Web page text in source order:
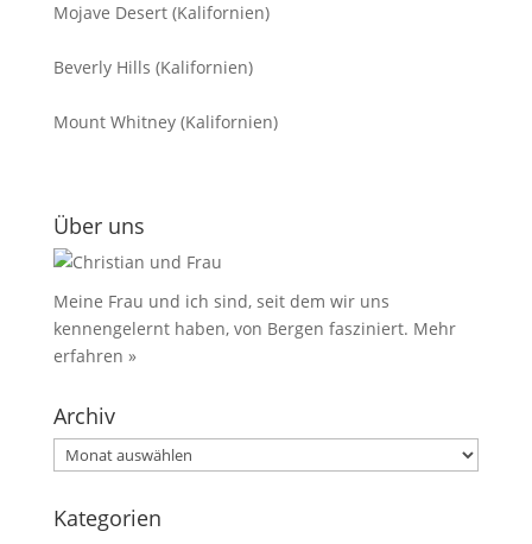
Mojave Desert (Kalifornien)
Beverly Hills (Kalifornien)
Mount Whitney (Kalifornien)
Über uns
Meine Frau und ich sind, seit dem wir uns
kennengelernt haben, von Bergen fasziniert. Mehr
erfahren »
Archiv
Archiv
Kategorien